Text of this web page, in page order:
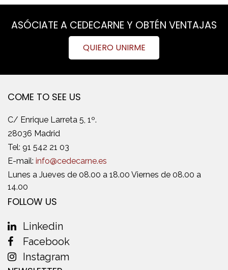
ASÓCIATE A CEDECARNE Y OBTÉN VENTAJAS
QUIERO UNIRME
COME TO SEE US
C/ Enrique Larreta 5, 1º.
28036 Madrid
Tel: 91 542 21 03
E-mail: info@cedecarne.es
Lunes a Jueves de 08.00 a 18.00 Viernes de 08.00 a
14.00
FOLLOW US
Linkedin
Facebook
Instagram